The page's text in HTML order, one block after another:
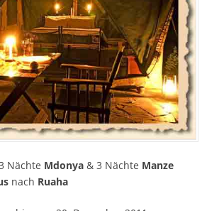
Nächte Mdonya& 3 Nächte Manze
nach Ruaha